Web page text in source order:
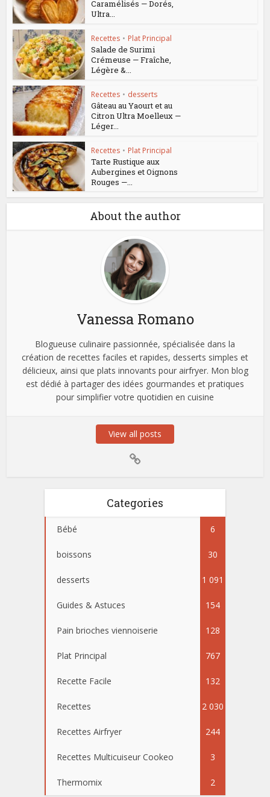
Caramélisés — Dorés,
Ultra...
Recettes • Plat Principal
Salade de Surimi
Crémeuse — Fraîche,
Légère &...
Recettes • desserts
Gâteau au Yaourt et au
Citron Ultra Moelleux —
Léger...
Recettes • Plat Principal
Tarte Rustique aux
Aubergines et Oignons
Rouges —...
About the author
Vanessa Romano
Blogueuse culinaire passionnée, spécialisée dans la
création de recettes faciles et rapides, desserts simples et
délicieux, ainsi que plats innovants pour airfryer. Mon blog
est dédié à partager des idées gourmandes et pratiques
pour simplifier votre quotidien en cuisine
View all posts
Categories
Bébé 6
boissons 30
desserts 1 091
Guides & Astuces 154
Pain brioches viennoiserie 128
Plat Principal 767
Recette Facile 132
Recettes 2 030
Recettes Airfryer 244
Recettes Multicuiseur Cookeo 3
Thermomix 2